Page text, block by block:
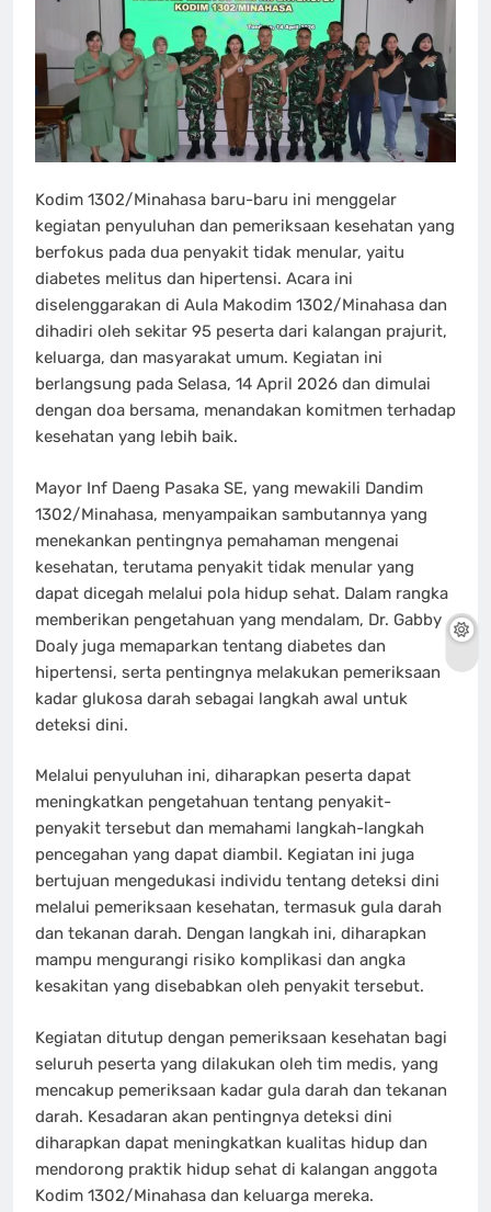
Kodim 1302/Minahasa baru-baru ini menggelar
kegiatan penyuluhan dan pemeriksaan kesehatan yang
berfokus pada dua penyakit tidak menular, yaitu
diabetes melitus dan hipertensi. Acara ini
diselenggarakan di Aula Makodim 1302/Minahasa dan
dihadiri oleh sekitar 95 peserta dari kalangan prajurit,
keluarga, dan masyarakat umum. Kegiatan ini
berlangsung pada Selasa, 14 April 2026 dan dimulai
dengan doa bersama, menandakan komitmen terhadap
kesehatan yang lebih baik.
Mayor Inf Daeng Pasaka SE, yang mewakili Dandim
1302/Minahasa, menyampaikan sambutannya yang
menekankan pentingnya pemahaman mengenai
kesehatan, terutama penyakit tidak menular yang
dapat dicegah melalui pola hidup sehat. Dalam rangka
memberikan pengetahuan yang mendalam, Dr. Gabby
Doaly juga memaparkan tentang diabetes dan
hipertensi, serta pentingnya melakukan pemeriksaan
kadar glukosa darah sebagai langkah awal untuk
deteksi dini.
Melalui penyuluhan ini, diharapkan peserta dapat
meningkatkan pengetahuan tentang penyakit-
penyakit tersebut dan memahami langkah-langkah
pencegahan yang dapat diambil. Kegiatan ini juga
bertujuan mengedukasi individu tentang deteksi dini
melalui pemeriksaan kesehatan, termasuk gula darah
dan tekanan darah. Dengan langkah ini, diharapkan
mampu mengurangi risiko komplikasi dan angka
kesakitan yang disebabkan oleh penyakit tersebut.
Kegiatan ditutup dengan pemeriksaan kesehatan bagi
seluruh peserta yang dilakukan oleh tim medis, yang
mencakup pemeriksaan kadar gula darah dan tekanan
darah. Kesadaran akan pentingnya deteksi dini
diharapkan dapat meningkatkan kualitas hidup dan
mendorong praktik hidup sehat di kalangan anggota
Kodim 1302/Minahasa dan keluarga mereka.